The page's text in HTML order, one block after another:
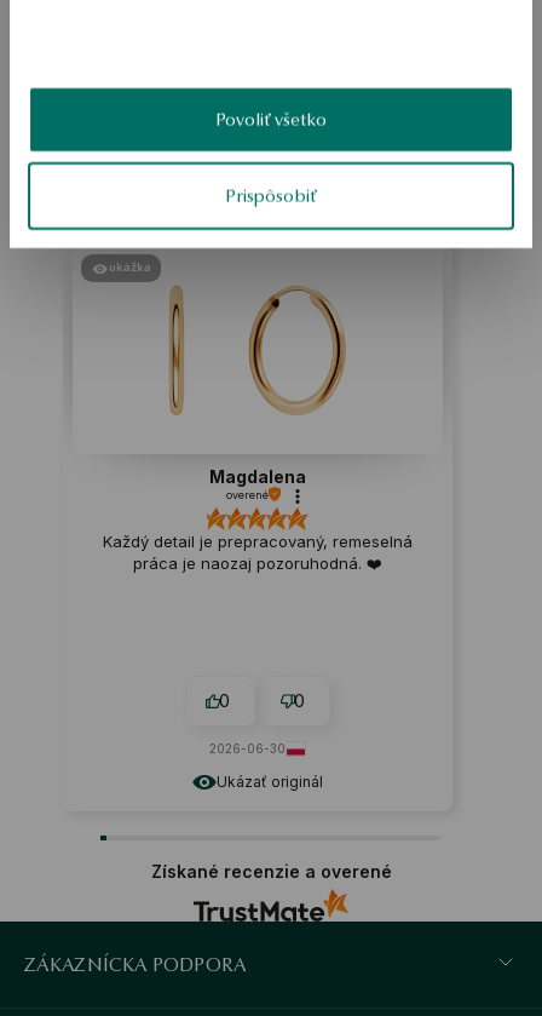
Povoliť všetko
Prispôsobiť
Produkt nemá žiadne recenzie
Možno by Vás zaujímali aj iné ohodnotené produkty
Ukázať originál
ukážka
Magdalena
overené
Každý detail je prepracovaný, remeselná
práca je naozaj pozoruhodná. ❤️
0 0
2026-06-30
Získané recenzie a overené
ZÁKAZNÍCKA PODPORA